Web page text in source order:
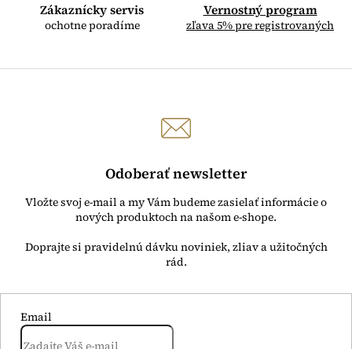
s
Zákaznícky servis
ochotne poradíme
Vernostný program
zľava 5% pre registrovaných
Odoberať newsletter
Vložte svoj e-mail a my Vám budeme zasielať informácie o
nových produktoch na našom e-shope.
Email